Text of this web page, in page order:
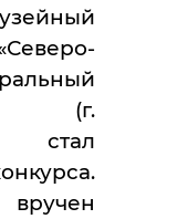
(г.
стал